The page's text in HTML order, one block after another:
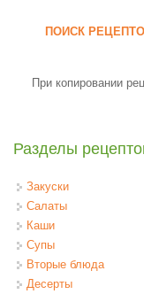
ПОИСК
При копировании
Разделы
Закуски
Салаты
Каши
Супы
Вторые блюда
Десерты